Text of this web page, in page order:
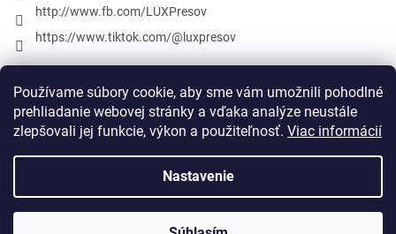
Používame súbory cookie, aby sme vám umožnili pohodlné
prehliadanie webovej stránky a vďaka analýze neustále
zlepšovali jej funkcie, výkon a použiteľnosť. Viac informácií
Nastavenie
http://www.fb.com/LUXPresov
https://www.tiktok.com/@luxpresov
Vytvoril Shoptet